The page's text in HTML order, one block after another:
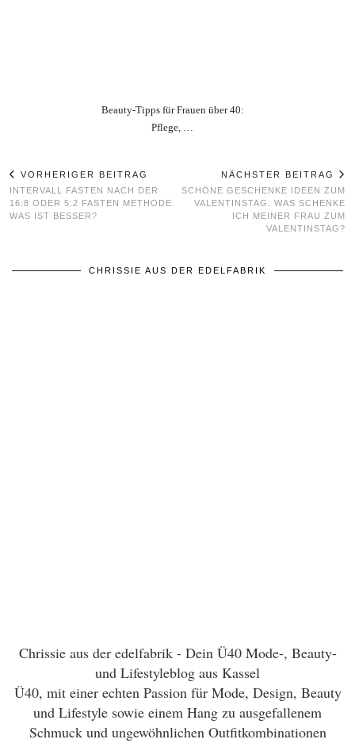
Beauty‑Tipps für Frauen über 40:
Pflege, …
VORHERIGER BEITRAG
INTERVALL FASTEN NACH DER
16:8 ODER 5:2 FASTEN METHODE.
WAS IST BESSER?
NÄCHSTER BEITRAG
SCHÖNE GESCHENKE IDEEN ZUM
VALENTINSTAG. WAS SCHENKE
ICH MEINER FRAU ZUM
VALENTINSTAG?
CHRISSIE AUS DER EDELFABRIK
Chrissie aus der edelfabrik - Dein Ü40 Mode-, Beauty-
und Lifestyleblog aus Kassel
Ü40, mit einer echten Passion für Mode, Design, Beauty
und Lifestyle sowie einem Hang zu ausgefallenem
Schmuck und ungewöhnlichen Outfitkombinationen